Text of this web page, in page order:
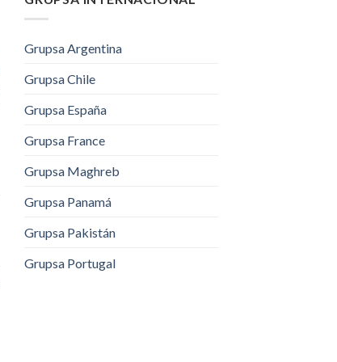
Grupsa Argentina
Grupsa Chile
Grupsa España
Grupsa France
Grupsa Maghreb
Grupsa Panamá
Grupsa Pakistán
Grupsa Portugal